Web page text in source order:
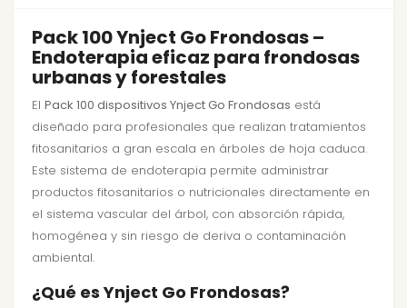
Pack 100 Ynject Go Frondosas –
Endoterapia eficaz para frondosas
urbanas y forestales
El Pack 100 dispositivos Ynject Go Frondosas está
diseñado para profesionales que realizan tratamientos
fitosanitarios a gran escala en árboles de hoja caduca.
Este sistema de endoterapia permite administrar
productos fitosanitarios o nutricionales directamente en
el sistema vascular del árbol, con absorción rápida,
homogénea y sin riesgo de deriva o contaminación
ambiental.
¿Qué es Ynject Go Frondosas?